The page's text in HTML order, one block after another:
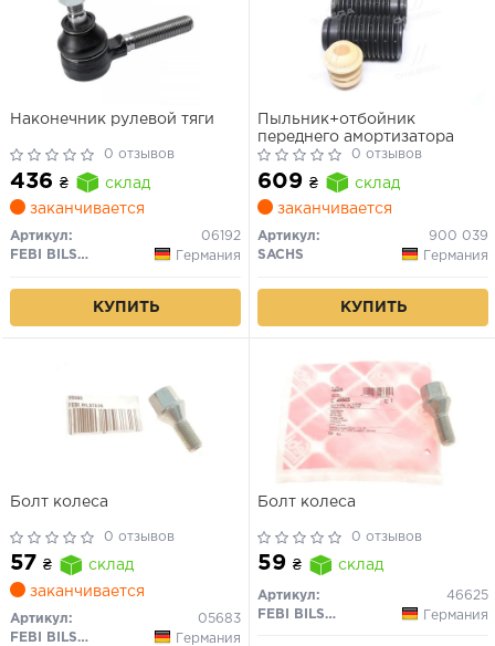
Наконечник рулевой тяги
0 отзывов
436 ₴
склад
заканчивается
Артикул:
06192
FEBI BILSTEIN
Германия
КУПИТЬ
Пыльник+отбойник
переднего амортизатора
0 отзывов
609 ₴
склад
заканчивается
Артикул:
900 039
SACHS
Германия
КУПИТЬ
Болт колеса
0 отзывов
57 ₴
склад
заканчивается
Артикул:
05683
FEBI BILSTEIN
Германия
Болт колеса
0 отзывов
59 ₴ склад
Артикул:
46625
FEBI BILSTEIN
Германия